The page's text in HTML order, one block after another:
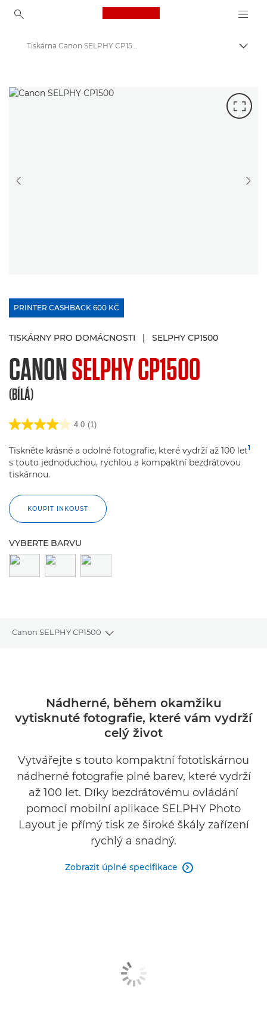
Canon Logo, back to
Tiskárny Canon
Tiskárna Canon SELPHY CP1500
PŘEDCHOZÍ SNÍMEK
PRINTER CASHBACK 600 KČ
TISKÁRNY PRO DOMÁCNOSTI | SELPHY CP1500
CANONSELPHY CP1500
(BÍLÁ)
4.0 (1)
Tiskněte krásné a odolné fotografie, které vydrží až 100 let1
s touto jednoduchou, rychlou a kompaktní bezdrátovou
tiskárnou.
KOUPIT INKOUST
VYBERTE BARVU
Canon SELPHY CP1500
Toggle breadcrumbs
Recenze
KOUPIT INKOUST
Nádherné, během okamžiku
vytisknuté fotografie, které vám vydrží
celý život
Vytvářejte s touto kompaktní fototiskárnou
nádherné fotografie plné barev, které vydrží
až 100 let. Díky bezdrátovému ovládání
pomocí mobilní aplikace SELPHY Photo
Layout je přímý tisk ze široké škály zařízení
rychlý a snadný.
Zobrazit úplné specifikace 